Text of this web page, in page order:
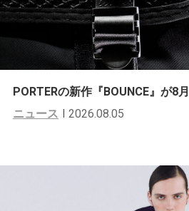
PORTERの新作『BOUNCE』が8
ニュース
2026.08.05